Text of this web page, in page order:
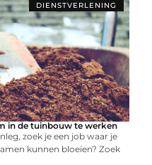
DIENSTVERLENING
in de tuinbouw te werken
zoek je een job waar je
kunnen bloeien? Zoek